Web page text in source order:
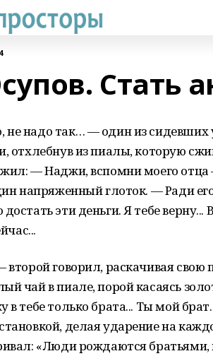
Стать
надо так… — один из сидевших
отхлебнув из пиалы, которую
— Наджи, вспомни моего отца
напряженный глоток. — Ради
эти деньги. Я тебе верну...
говорил, раскачивая свою
чай в пиале, порой касаясь
в тебе только брата... Ты мой
делая ударение на
«Люди рождаются